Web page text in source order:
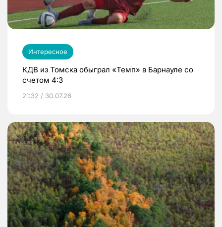
Интересное
КДВ из Томска обыграл «Темп» в Барнауле со
счетом 4:3
21:32 / 30.07.26